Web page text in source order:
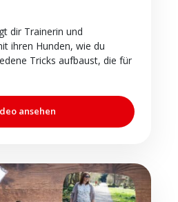
dir Trainerin und
ihren Hunden, wie du
Tricks aufbaust, die für
ansehen